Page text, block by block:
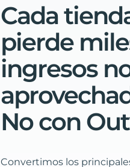
Cada
pierde
ingresos
No con
Convertimos los